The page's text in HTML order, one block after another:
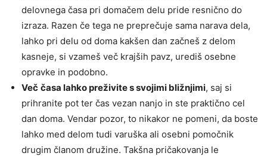
delovnega časa pri domačem delu pride resnično do
izraza. Razen če tega ne preprečuje sama narava dela,
lahko pri delu od doma kakšen dan začneš z delom
kasneje, si vzameš več krajših pavz, urediš osebne
opravke in podobno.
Več časa lahko preživite s svojimi bližnjimi, saj si
prihranite pot ter čas vezan nanjo in ste praktično cel
dan doma. Vendar pozor, to nikakor ne pomeni, da boste
lahko med delom tudi varuška ali osebni pomočnik
drugim članom družine. Takšna pričakovanja le